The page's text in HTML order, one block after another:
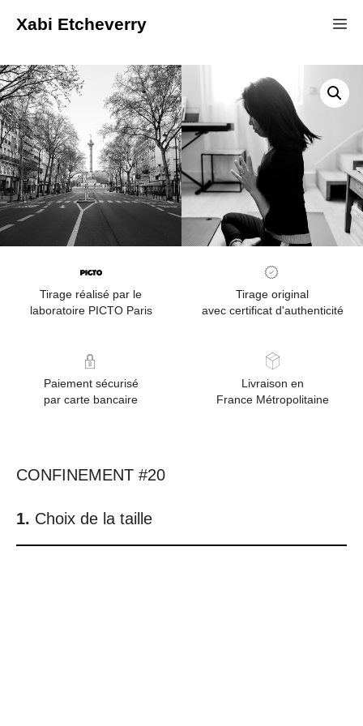
Xabi Etcheverry
Tirage réalisé par le
laboratoire PICTO Paris
Tirage original
avec certificat d'authenticité
Paiement sécurisé
par carte bancaire
Livraison en
France Métropolitaine
CONFINEMENT #20
Choix de la taille